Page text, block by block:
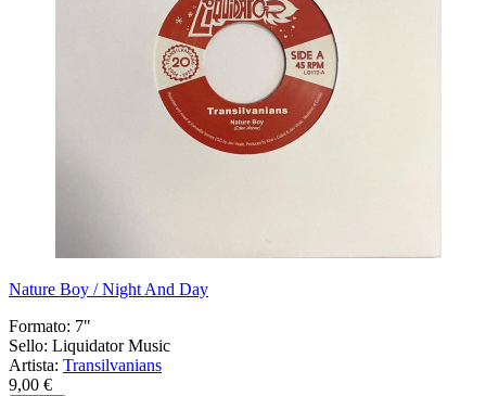
Nature Boy / Night And Day
Formato: 7"
Sello: Liquidator Music
Artista: Transilvanians
9,00 €